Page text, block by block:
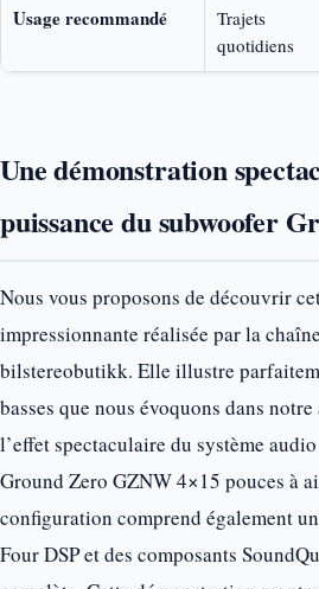
Usage recommandé
Trajets
quotidiens
Une démonstration
puissance du subwoofer
Nous vous proposons de découvrir
impressionnante réalisée par la
bilstereobutikk. Elle illustre
basses que nous évoquons dans
l’effet spectaculaire du système
Ground Zero GZNW 4×15 pouces à
configuration comprend également
Four DSP et des composants